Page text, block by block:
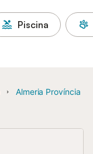
Piscina
Almeria Província